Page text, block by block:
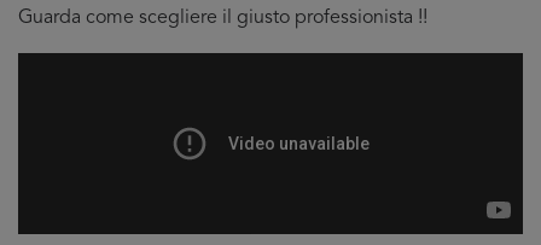
Guarda come scegliere il giusto professionista !!